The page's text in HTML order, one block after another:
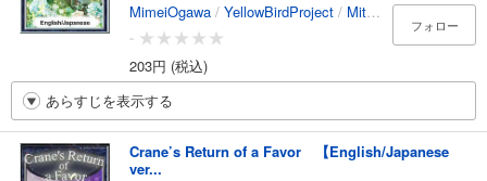
MimeiOgawa / YellowBirdProject / MitsutoshiKatsunaga
-
203円 (税込)
フォロー
あらすじを表示する
Crane’s Return of a Favor 【English/Japanese
ver...